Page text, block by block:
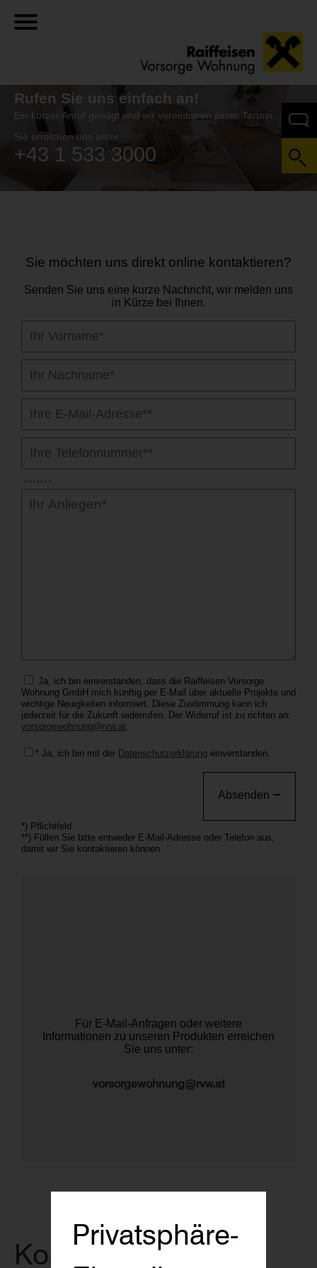
Rufen Sie uns einfach an!
Ein kurzer Anruf genügt und wir vereinbaren einen Termin.
Sie erreichen uns unter:
+43 1 533 3000
Sie möchten uns direkt online kontaktieren?
Senden Sie uns eine kurze Nachricht, wir melden uns
in Kürze bei Ihnen.
Ja, ich bin einverstanden, dass die Raiffeisen Vorsorge
Wohnung GmbH mich künftig per E-Mail über aktuelle Projekte und
wichtige Neuigkeiten informiert. Diese Zustimmung kann ich
jederzeit für die Zukunft widerrufen. Der Widerruf ist zu richten an:
vorsorgewohnung@rvw.at
* Ja, ich bin mit der Datenschutzerklärung einverstanden.
*) Pflichtfeld
**) Füllen Sie bitte entweder E-Mail-Adresse oder Telefon aus,
damit wir Sie kontaktieren können.
Für E-Mail-Anfragen oder weitere
Informationen zu unseren Produkten erreichen
Sie uns unter:
vorsorgewohnung@rvw.at
Kontakt
Privatsphäre-